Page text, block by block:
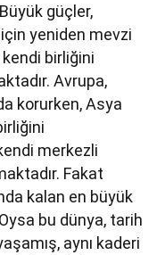
güçler,
yeniden mevzi
birliğini
Avrupa,
korurken, Asya
merkezli
Fakat
kalan en büyük
bu dünya, tarih
aynı kaderi